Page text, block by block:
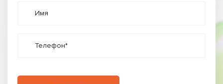
Имя
Телефон*